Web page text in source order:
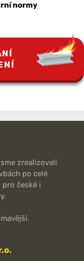
normy
zrealizovali
po celé
pro české i